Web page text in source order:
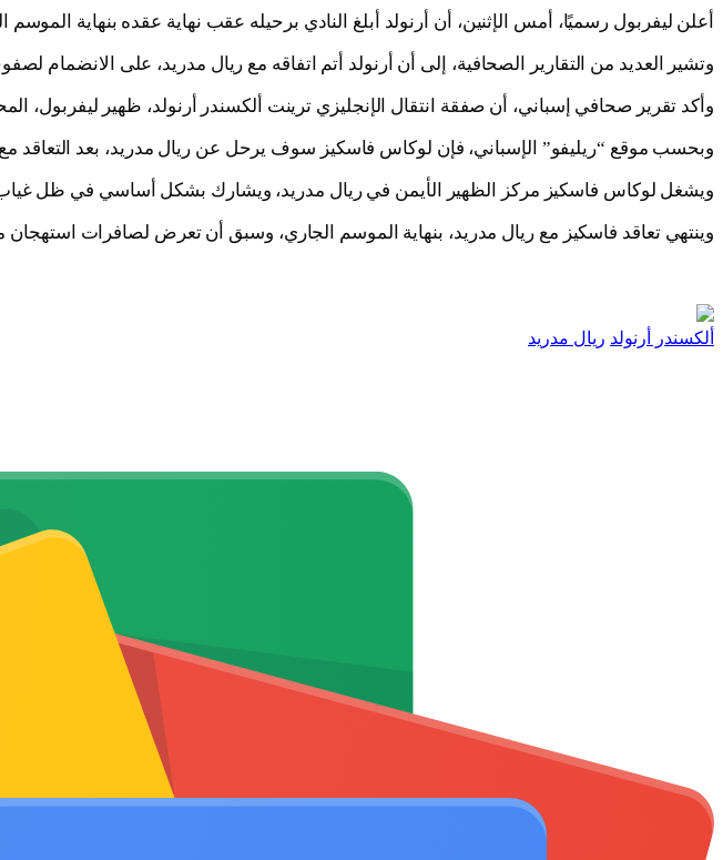
أعلن ليفربول رسميًا، أمس الإثنين، أن أرنولد أبلغ النادي برحيله عقب نهاية عقده بنهاية الموسم
وتشير العديد من التقارير الصحافية، إلى أن أرنولد أتم اتفاقه مع ريال مدريد، على الانضمام
وأكد تقرير صحافي إسباني، أن صفقة انتقال الإنجليزي ترينت ألكسندر أرنولد، ظهير ليفربول،
وبحسب موقع “ريليفو” الإسباني، فإن لوكاس فاسكيز سوف يرحل عن ريال مدريد، بعد التعاقد مع
ويشغل لوكاس فاسكيز مركز الظهير الأيمن في ريال مدريد، ويشارك بشكل أساسي في ظل غياب
وينتهي تعاقد فاسكيز مع ريال مدريد، بنهاية الموسم الجاري، وسبق أن تعرض لصافرات استهجان
ألكسندر أرنولد ريال مدريد